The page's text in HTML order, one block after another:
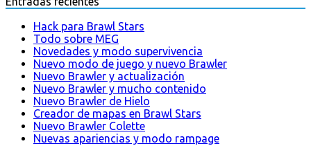
Hack para Brawl Stars
Todo sobre MEG
Novedades y modo supervivencia
Nuevo modo de juego y nuevo Brawler
Nuevo Brawler y actualización
Nuevo Brawler y mucho contenido
Nuevo Brawler de Hielo
Creador de mapas en Brawl Stars
Nuevo Brawler Colette
Nuevas apariencias y modo rampage